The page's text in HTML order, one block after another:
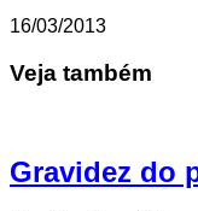
16/03/2013
Veja também
Gravidez do